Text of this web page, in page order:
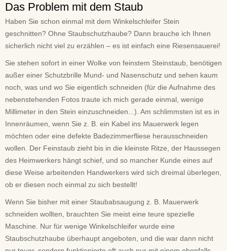
Das Problem mit dem Staub
Haben Sie schon einmal mit dem Winkelschleifer Stein
geschnitten? Ohne Staubschutzhaube? Dann brauche ich Ihnen
sicherlich nicht viel zu erzählen – es ist einfach eine Riesensauerei!
Sie stehen sofort in einer Wolke von feinstem Steinstaub, benötigen
außer einer Schutzbrille Mund- und Nasenschutz und sehen kaum
noch, was und wo Sie eigentlich schneiden (für die Aufnahme des
nebenstehenden Fotos traute ich mich gerade einmal, wenige
Millimeter in den Stein einzuschneiden...). Am schlimmsten ist es in
Innenräumen, wenn Sie z. B. ein Kabel ins Mauerwerk legen
möchten oder eine defekte Badezimmerfliese herausschneiden
wollen. Der Feinstaub zieht bis in die kleinste Ritze, der Haussegen
des Heimwerkers hängt schief, und so mancher Kunde eines auf
diese Weise arbeitenden Handwerkers wird sich dreimal überlegen,
ob er diesen noch einmal zu sich bestellt!
Wenn Sie bisher mit einer Staubabsaugung z. B. Mauerwerk
schneiden wollten, brauchten Sie meist eine teure spezielle
Maschine. Nur für wenige Winkelschleifer wurde eine
Staubschutzhaube überhaupt angeboten, und die war dann nicht